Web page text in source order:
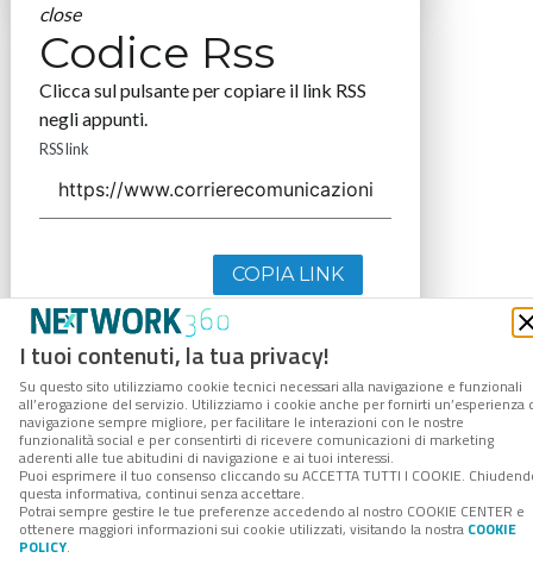
I tuoi contenuti, la tua privacy!
Su questo sito utilizziamo cookie tecnici necessari alla navigazione e funzionali
all’erogazione del servizio. Utilizziamo i cookie anche per fornirti un’esperienza
navigazione sempre migliore, per facilitare le interazioni con le nostre
funzionalità social e per consentirti di ricevere comunicazioni di marketing
aderenti alle tue abitudini di navigazione e ai tuoi interessi.
Puoi esprimere il tuo consenso cliccando su ACCETTA TUTTI I COOKIE.
questa informativa, continui senza accettare.
Potrai sempre gestire le tue preferenze accedendo al nostro COOKIE CENTER e
ottenere maggiori informazioni sui cookie utilizzati, visitando la nostra COOKIE
POLICY.
close
Codice Rss
Clicca sul pulsante per copiare il link RSS
negli appunti.
RSS link
COPIA LINK